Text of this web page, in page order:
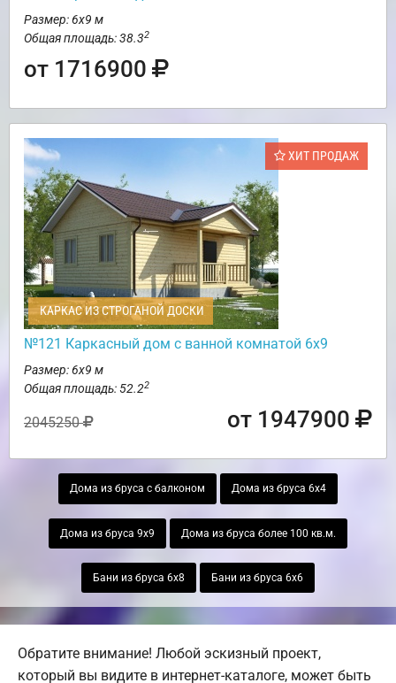
Размер: 6х9 м
Общая площадь: 38.32
от 1716900
ХИТ ПРОДАЖ
КАРКАС ИЗ СТРОГАНОЙ ДОСКИ
№121 Каркасный дом с ванной комнатой 6х9
Размер: 6х9 м
Общая площадь: 52.22
2045250 от 1947900
Дома из бруса с балконом Дома из бруса 6х4
Дома из бруса 9х9 Дома из бруса более 100 кв.м.
Бани из бруса 6х8 Бани из бруса 6х6
Обратите внимание! Любой эскизный проект,
который вы видите в интернет-каталоге, может быть